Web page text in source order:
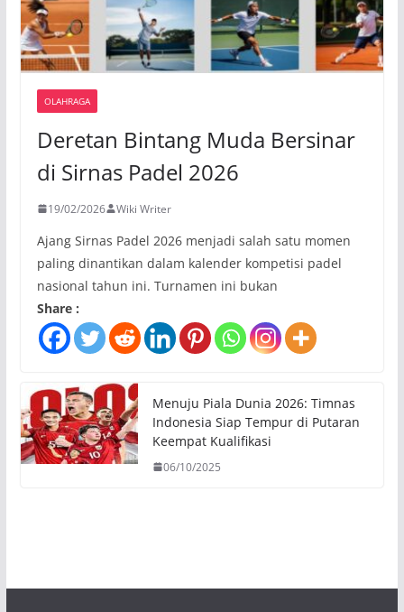
OLAHRAGA
Deretan Bintang Muda Bersinar
di Sirnas Padel 2026
19/02/2026 Wiki Writer
Ajang Sirnas Padel 2026 menjadi salah satu momen
paling dinantikan dalam kalender kompetisi padel
nasional tahun ini. Turnamen ini bukan
Share :
Menuju Piala Dunia 2026: Timnas
Indonesia Siap Tempur di Putaran
Keempat Kualifikasi
06/10/2025